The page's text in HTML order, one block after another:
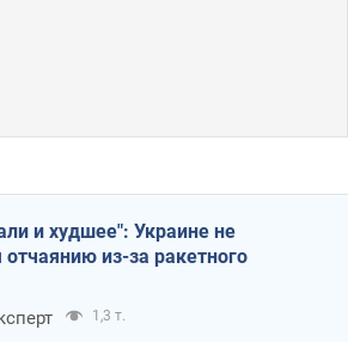
и худшее": Украине не
отчаянию из-за ракетного
1,3 т.